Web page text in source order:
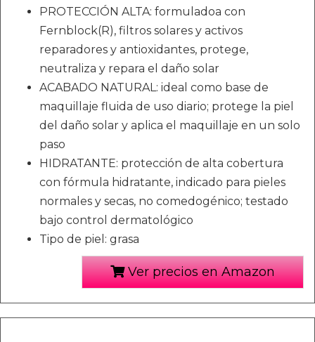
PROTECCIÓN ALTA: formuladoa con
Fernblock(R), filtros solares y activos
reparadores y antioxidantes, protege,
neutraliza y repara el daño solar
ACABADO NATURAL: ideal como base de
maquillaje fluida de uso diario; protege la piel
del daño solar y aplica el maquillaje en un solo
paso
HIDRATANTE: protección de alta cobertura
con fórmula hidratante, indicado para pieles
normales y secas, no comedogénico; testado
bajo control dermatológico
Tipo de piel: grasa
Ver precios en Amazon